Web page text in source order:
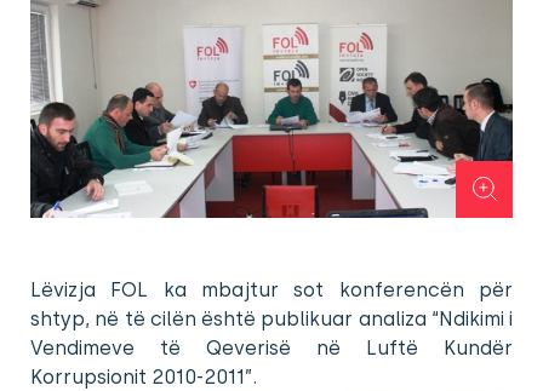
Lëvizja FOL ka mbajtur sot konferencën për
shtyp, në të cilën është publikuar analiza “Ndikimi i
Vendimeve të Qeverisë në Luftë Kundër
Korrupsionit 2010-2011”.